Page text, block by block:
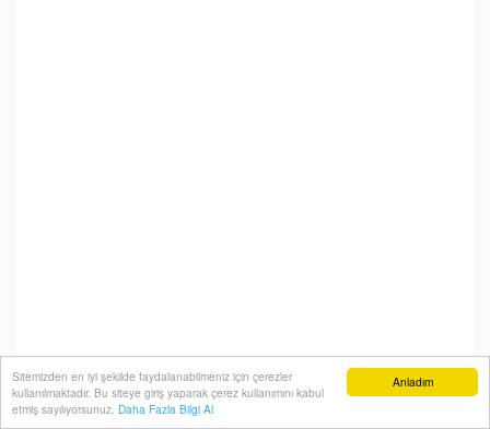
Anladım
Sitemizden en iyi şekilde faydalanabilmeniz için çerezler
kullanılmaktadır. Bu siteye giriş yaparak çerez kullanımını kabul
etmiş sayılıyorsunuz. Daha Fazla Bilgi Al